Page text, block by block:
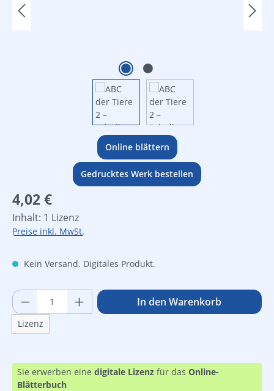
Online blättern
Gedrucktes Werk bestellen
Regulärer Preis:
4,02 €
Inhalt: 1 Lizenz
Preise inkl. MwSt.
Kein Versand. Digitales Produkt.
Produkt Anzahl: Gib den gewünschten
Lizenz
In den Warenkorb
Sie erwerben eine digitale Lizenz für das Online-
Blätterbuch